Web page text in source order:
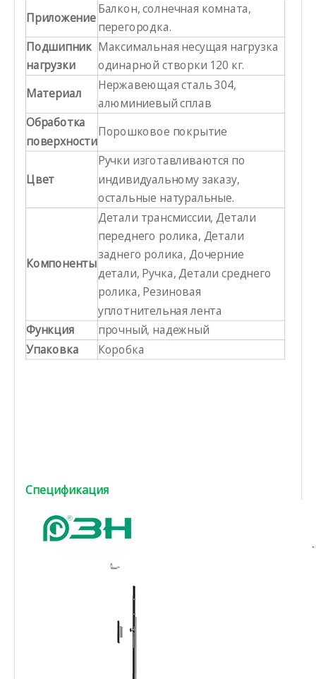
Приложение
Балкон, солнечная комната,
перегородка.
Подшипник
нагрузки
Максимальная несущая нагрузка
одинарной створки 120 кг.
Материал
Нержавеющая сталь 304,
алюминиевый сплав
Обработка
поверхности
Порошковое покрытие
Цвет
Ручки изготавливаются по
индивидуальному заказу,
остальные натуральные.
Компоненты
Детали трансмиссии, Детали
переднего ролика, Детали
заднего ролика, Дочерние
детали, Ручка, Детали среднего
ролика, Резиновая
уплотнительная лента
Функция
прочный, надежный
Упаковка
Коробка
Спецификация